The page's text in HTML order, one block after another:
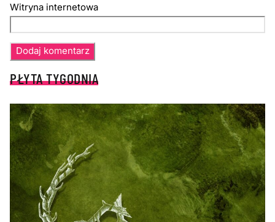
Witryna internetowa
PŁYTA TYGODNIA